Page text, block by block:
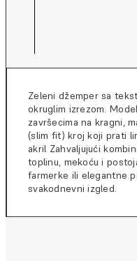
Zeleni džemper sa
okruglim izrezom.
završecima na kragni,
(slim fit) kroj koji prati
akril Zahvaljujući
toplinu, mekoću i
farmerke ili elegantne
svakodnevni izgled.